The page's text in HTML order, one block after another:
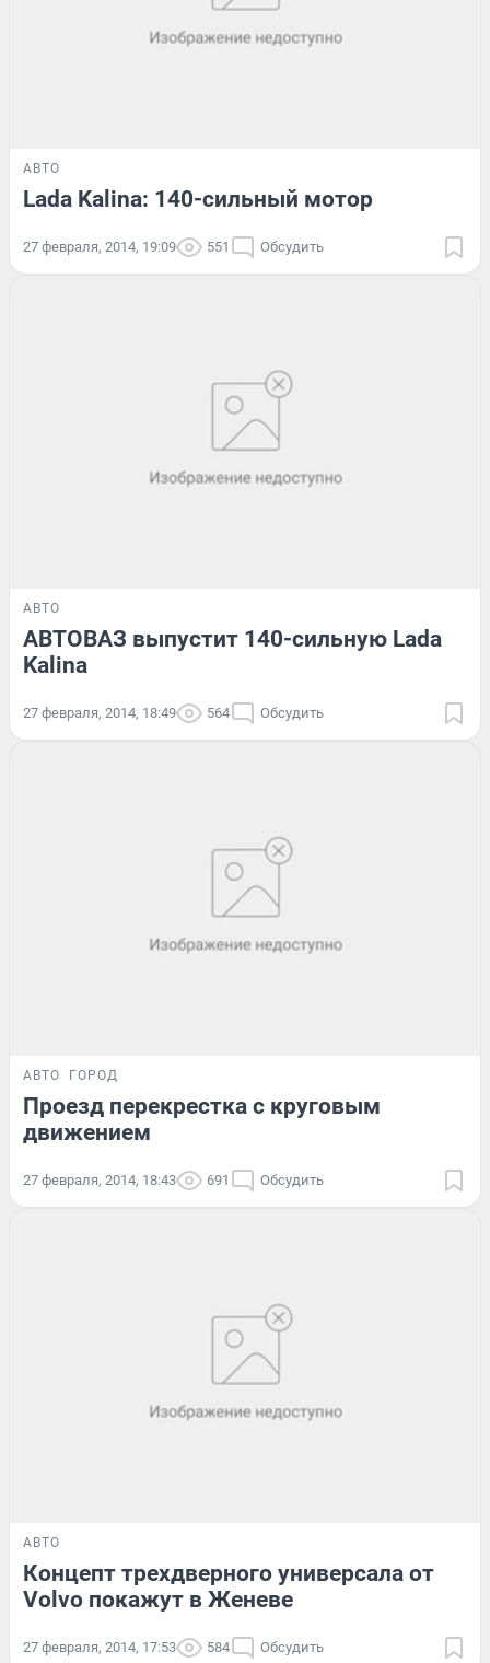
АВТО
Lada Kalina: 140-сильный мотор
27 февраля, 2014, 19:09 551 Обсудить
АВТО
АВТОВАЗ выпустит 140-сильную Lada
Kalina
27 февраля, 2014, 18:49 564 Обсудить
АВТО ГОРОД
Проезд перекрестка с круговым
движением
27 февраля, 2014, 18:43 691 Обсудить
АВТО
Концепт трехдверного универсала от
Volvo покажут в Женеве
27 февраля, 2014, 17:53 584 Обсудить